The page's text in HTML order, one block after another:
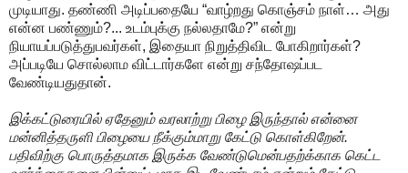
முடியாது. தண்ணி அடிப்பதையே “வாழ்றது கொஞ்சம் நாள்… அது
என்ன பண்ணும்?... உடம்புக்கு நல்லதாமே?” என்று
நியாயப்படுத்துபவர்கள், இதையா நிறுத்திவிட போகிறார்கள்?
அப்படியே சொல்லாம விட்டார்களே என்று சந்தோஷப்பட
வேண்டியதுதான்.
இக்கட்டுரையில் ஏதேனும் வரலாற்று பிழை இருந்தால் என்னை
மன்னித்தருளி பிழையை நீக்கும்மாறு கேட்டு கொள்கிறேன்.
பதிவிற்கு பொருத்தமாக இருக்க வேண்டுமென்பதற்க்காக கெட்ட